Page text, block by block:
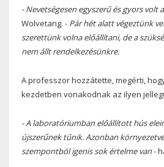
- Nevetségesen egyszerű és gyors volt
Wolvetang. - Pár hét alatt végeztünk
szerettünk volna előállítani, de a
nem állt rendelkezésünkre.
A professzor hozzátette, megérti,
kezdetben vonakodnak az ilyen
- A laboratóriumban előállított hús
újszerűnek tűnik. Azonban
szempontból igenis sok értelme van-